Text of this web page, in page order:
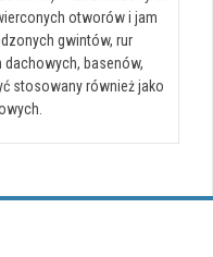
otworów i jam
gwintów, rur
dachowych, basenów,
stosowany również jako